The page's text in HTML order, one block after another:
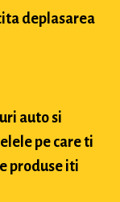
deplasarea
auto si
pe care ti
produse iti